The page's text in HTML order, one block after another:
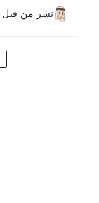
نشر من قبل